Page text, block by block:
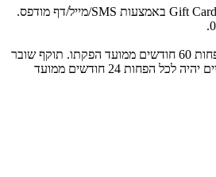
למימוש יש להציג את קוד ה-Gift Card באמצעות SMS/מייל/דף מודפס.
תוקף שובר כספי הינו לכל הפחות 60 חודשים ממועד הפקתו. תוקף שובר
לרכישת מוצר או שירות מסויים יהיה לכל הפחות 24 חודשים ממועד